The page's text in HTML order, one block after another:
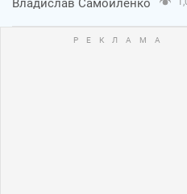
Владислав Самойленко